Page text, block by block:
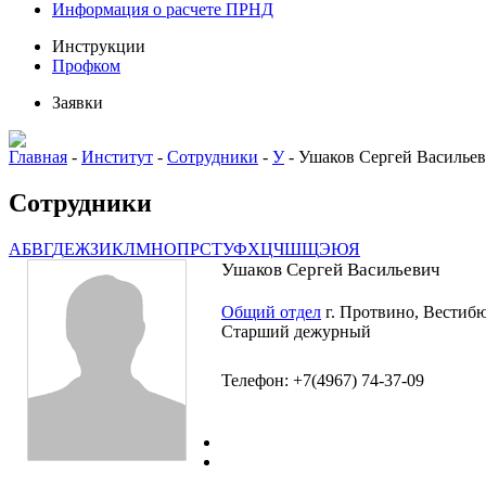
Информация о расчете ПРНД
Инструкции
Профком
Заявки
Главная - Институт - Сотрудники - У- Ушаков Сергей
Сотрудники
АБВГДЕЖЗИКЛМНОПРСТУФХЦЧШЩЭЮЯ
Ушаков Сергей Васильевич
Общий отдел г. Протвино,
Старший дежурный
Телефон: +7(4967) 74-37-09